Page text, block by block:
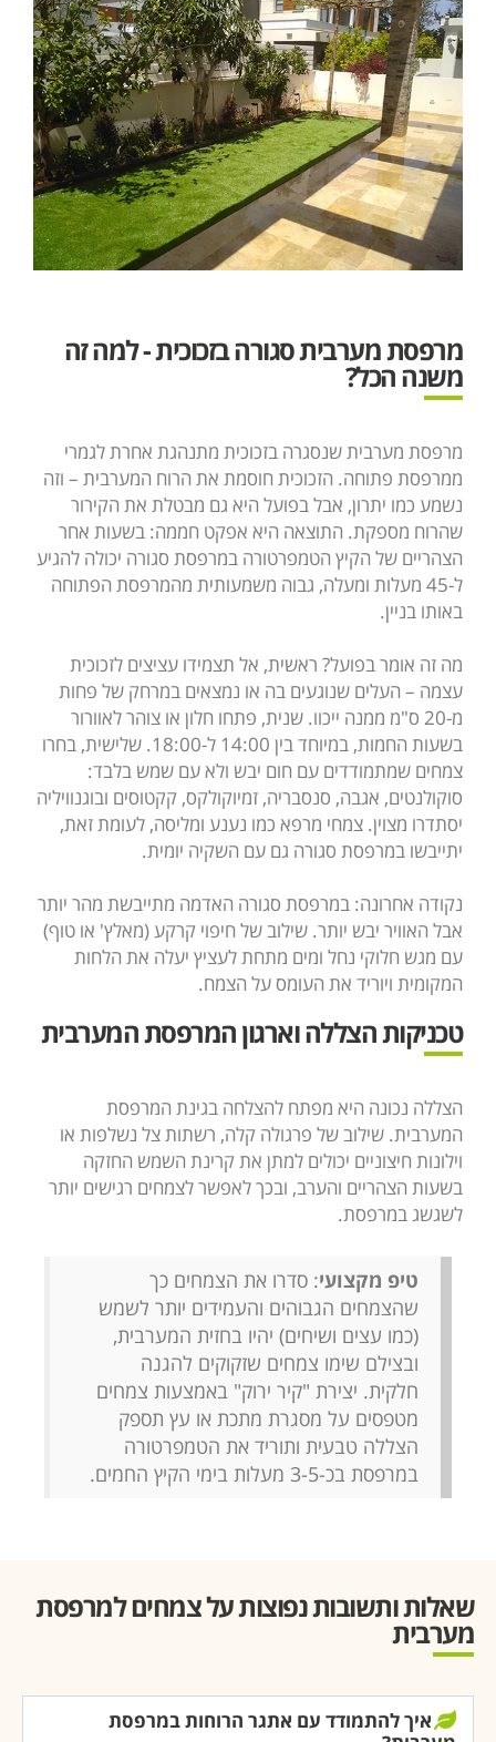
מרפסת מערבית סגורה בזכוכית - למה זה
משנה הכל?
מרפסת מערבית שנסגרה בזכוכית מתנהגת אחרת לגמרי
ממרפסת פתוחה. הזכוכית חוסמת את הרוח המערבית – וזה
נשמע כמו יתרון, אבל בפועל היא גם מבטלת את הקירור
שהרוח מספקת. התוצאה היא אפקט חממה: בשעות אחר
הצהריים של הקיץ הטמפרטורה במרפסת סגורה יכולה להגיע
ל-45 מעלות ומעלה, גבוה משמעותית מהמרפסת הפתוחה
באותו בניין.
מה זה אומר בפועל? ראשית, אל תצמידו עציצים לזכוכית
עצמה – העלים שנוגעים בה או נמצאים במרחק של פחות
מ-20 ס"מ ממנה ייכוו. שנית, פתחו חלון או צוהר לאוורור
בשעות החמות, במיוחד בין 14:00 ל-18:00. שלישית, בחרו
צמחים שמתמודדים עם חום יבש ולא עם שמש בלבד:
סוקולנטים, אגבה, סנסבריה, זמיוקולקס, קקטוסים ובוגנוויליה
יסתדרו מצוין. צמחי מרפא כמו נענע ומליסה, לעומת זאת,
יתייבשו במרפסת סגורה גם עם השקיה יומית.
נקודה אחרונה: במרפסת סגורה האדמה מתייבשת מהר יותר
אבל האוויר יבש יותר. שילוב של חיפוי קרקע (מאלץ' או טוף)
עם מגש חלוקי נחל ומים מתחת לעציץ יעלה את הלחות
המקומית ויוריד את העומס על הצמח.
טכניקות הצללה וארגון המרפסת המערבית
הצללה נכונה היא מפתח להצלחה בגינת המרפסת
המערבית. שילוב של פרגולה קלה, רשתות צל נשלפות או
וילונות חיצוניים יכולים למתן את קרינת השמש החזקה
בשעות הצהריים והערב, ובכך לאפשר לצמחים רגישים יותר
לשגשג במרפסת.
טיפ מקצועי: סדרו את הצמחים כך
שהצמחים הגבוהים והעמידים יותר לשמש
(כמו עצים ושיחים) יהיו בחזית המערבית,
ובצילם שימו צמחים שזקוקים להגנה
חלקית. יצירת "קיר ירוק" באמצעות צמחים
מטפסים על מסגרת מתכת או עץ תספק
הצללה טבעית ותוריד את הטמפרטורה
במרפסת בכ-3-5 מעלות בימי הקיץ החמים.
שאלות ותשובות נפוצות על צמחים למרפסת
מערבית
איך להתמודד עם אתגר הרוחות במרפסת